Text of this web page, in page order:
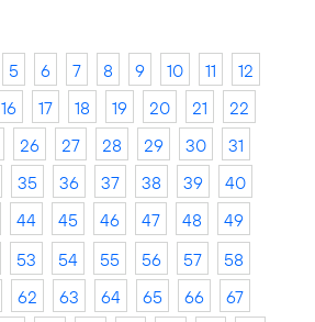
5 6 7 8 9 10 11
12
16 17 18 19 20 21
22
26 27 28 29 30
31
35 36 37 38 39
40
44 45 46 47 48
49
53 54 55 56 57
58
62 63 64 65 66
67